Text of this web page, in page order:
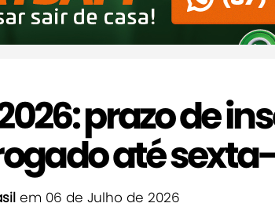
prazo de
até
em 06 de Julho de 2026